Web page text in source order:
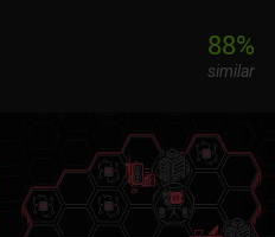
88%
similar